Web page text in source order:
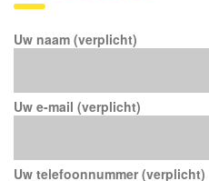
Uw naam (verplicht)
Uw e-mail (verplicht)
Uw telefoonnummer (verplicht)